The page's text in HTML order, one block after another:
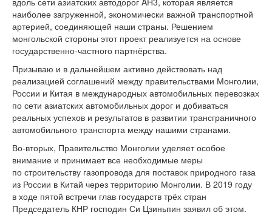
наиболее загруженной, экономически важной транспортной
артерией, соединяющей наши страны. Решением
монгольской стороны этот проект реализуется на основе
государственно-частного партнёрства.
Призываю и в дальнейшем активно действовать над
реализацией соглашений между правительствами Монголии,
России и Китая в международных автомобильных перевозках
по сети азиатских автомобильных дорог и добиваться
реальных успехов и результатов в развитии трансграничного
автомобильного транспорта между нашими странами.
Во-вторых, Правительство Монголии уделяет особое
внимание и принимает все необходимые меры
по строительству газопровода для поставок природного газа
из России в Китай через территорию Монголии. В 2019 году
в ходе пятой встречи глав государств трёх стран
Председатель КНР господин Си Цзиньпин заявил об этом.